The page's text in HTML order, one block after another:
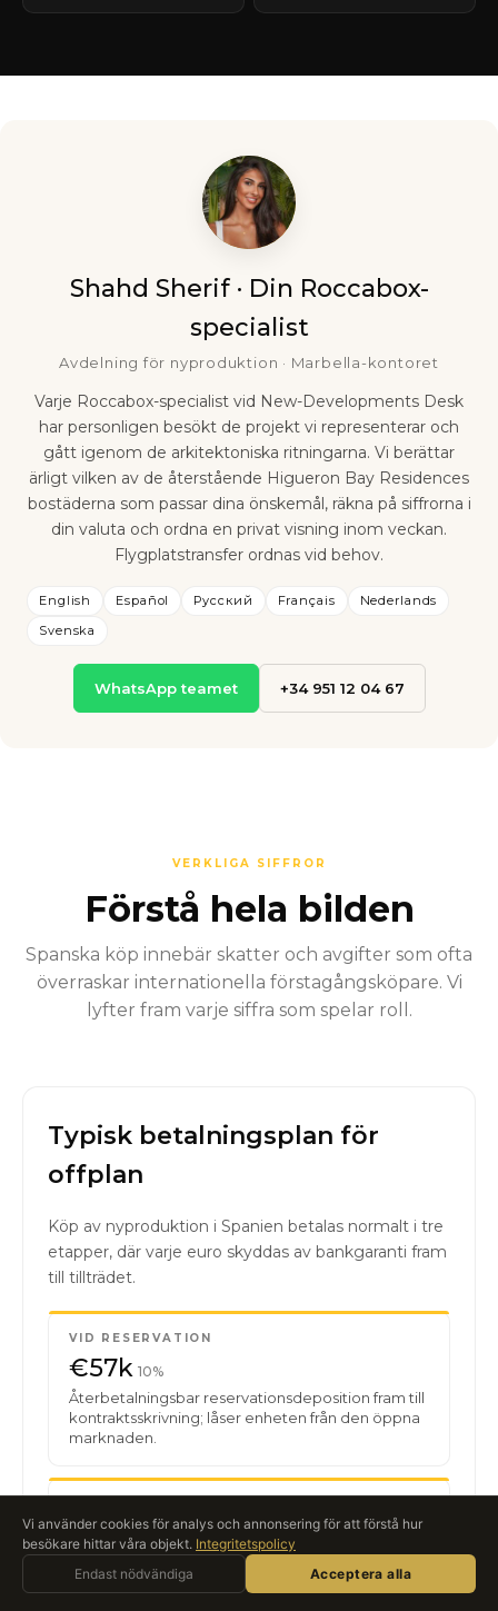
Shahd Sherif · Din Roccabox-
specialist
Avdelning för nyproduktion · Marbella-kontoret
Varje Roccabox-specialist vid New-Developments Desk
har personligen besökt de projekt vi representerar och
gått igenom de arkitektoniska ritningarna. Vi berättar
ärligt vilken av de återstående Higueron Bay Residences
bostäderna som passar dina önskemål, räkna på siffrorna i
din valuta och ordna en privat visning inom veckan.
Flygplatstransfer ordnas vid behov.
English Español Русский Français
Nederlands
Svenska
WhatsApp teamet +34 951 12 04 67
VERKLIGA SIFFROR
Förstå hela bilden
Spanska köp innebär skatter och avgifter som ofta
överraskar internationella förstagångsköpare. Vi
lyfter fram varje siffra som spelar roll.
Typisk betalningsplan för
offplan
Köp av nyproduktion i Spanien betalas normalt i tre
etapper, där varje euro skyddas av bankgaranti fram
till tillträdet.
VID RESERVATION
€57k 10%
Återbetalningsbar reservationsdeposition fram till
kontraktsskrivning; låser enheten från den öppna
marknaden.
€113k 20%
Första delbetalningen till byggherrens säkrade
spärrkonto, cirka 4–8 veckor efter reservation.
Fråga Roccabox
AI-ASSISTENT · LIVE
Vi använder cookies för analys och annonsering för att förstå hur
besökare hittar våra objekt. Integritetspolicy
Endast nödvändiga
Acceptera alla